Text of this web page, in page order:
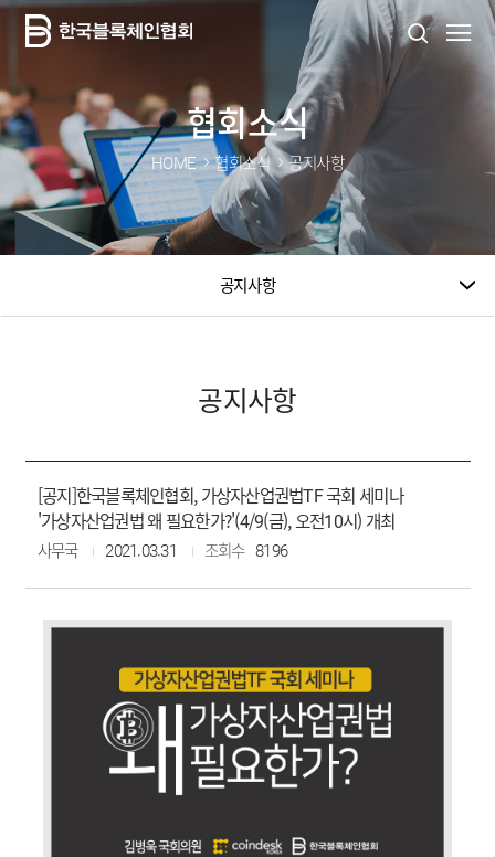
협회소식
HOME 협회소식 공지사항
공지사항
공지사항
[공지]한국블록체인협회, 가상자산업권법TF 국회 세미나
'가상자산업권법 왜 필요한가?'(4/9(금), 오전10시) 개최
사무국 2021.03.31 조회수 8196